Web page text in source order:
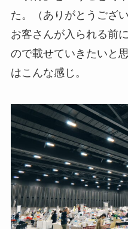
た。（ありがとうござ
お客さんが入られる前
ので載せていきたいと
はこんな感じ。